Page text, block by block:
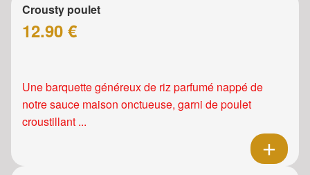
Crousty poulet
12.90 €
Une barquette généreux de riz parfumé nappé de
notre sauce maison onctueuse, garni de poulet
croustillant ...